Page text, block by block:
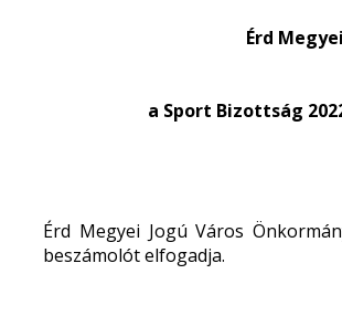
Érd
a Sport Bizottság
Érd Megyei Jogú Város
beszámolót elfogadja.